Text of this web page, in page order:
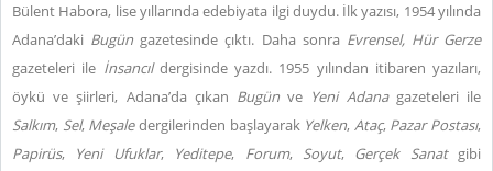
Bülent Habora, lise yıllarında edebiyata ilgi duydu. İlk yazısı, 1954 yılında
Adana’daki Bugün gazetesinde çıktı. Daha sonra Evrensel, Hür Gerze
gazeteleri ile İnsancıl dergisinde yazdı. 1955 yılından itibaren yazıları,
öykü ve şiirleri, Adana’da çıkan Bugün ve Yeni Adanagazeteleri ile
Salkım, Sel, Meşaledergilerinden başlayarakYelken, Ataç, Pazar Postası,
Papirüs, Yeni Ufuklar, Yeditepe, Forum, Soyut, Gerçek Sanatgibi